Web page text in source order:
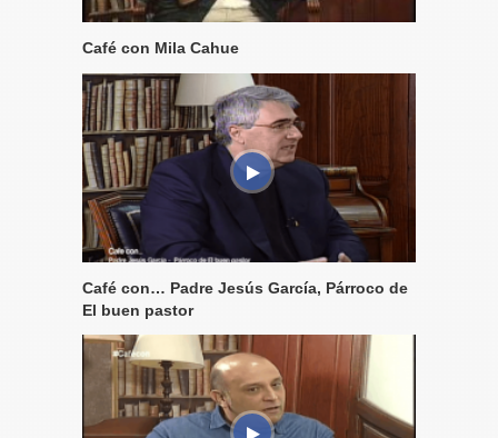
Café con Mila Cahue
Café con… Padre Jesús García, Párroco de
El buen pastor